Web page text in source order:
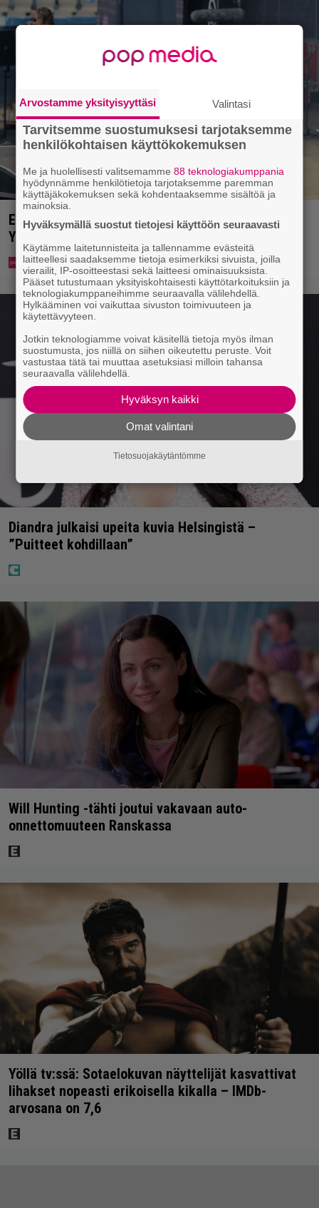
Eppu Normaalin viimeinen konsertti esitetään
Ylellä
Diandra julkaisi upeita kuvia Helsingistä –
”Puitteet kohdillaan”
Will Hunting -tähti joutui vakavaan auto-
onnettomuuteen Ranskassa
Yöllä tv:ssä: Sotaelokuvan näyttelijät kasvattivat
lihakset nopeasti erikoisella kikalla – IMDb-
arvosana on 7,6
Arvostamme yksityisyyttäsi Valintasi
Tarvitsemme suostumuksesi tarjotaksemme
henkilökohtaisen käyttökokemuksen
Me ja huolellisesti valitsemamme88 teknologiakumppania
hyödynnämme henkilötietoja tarjotaksemme paremman
käyttäjäkokemuksen sekä kohdentaaksemme sisältöä ja
mainoksia.
Hyväksymällä suostut tietojesi käyttöön seuraavasti
Käytämme laitetunnisteita ja tallennamme evästeitä
laitteellesi saadaksemme tietoja esimerkiksi sivuista, joilla
vierailit, IP-osoitteestasi sekä laitteesi ominaisuuksista.
Pääset tutustumaan yksityiskohtaisesti käyttötarkoituksiin ja
teknologiakumppaneihimme seuraavalla välilehdellä.
Hylkääminen voi vaikuttaa sivuston toimivuuteen ja
käytettävyyteen.
Jotkin teknologiamme voivat käsitellä tietoja myös ilman
suostumusta, jos niillä on siihen oikeutettu peruste. Voit
vastustaa tätä tai muuttaa asetuksiasi milloin tahansa
seuraavalla välilehdellä.
Hyväksyn kaikki
Omat valintani
Tietosuojakäytäntömme